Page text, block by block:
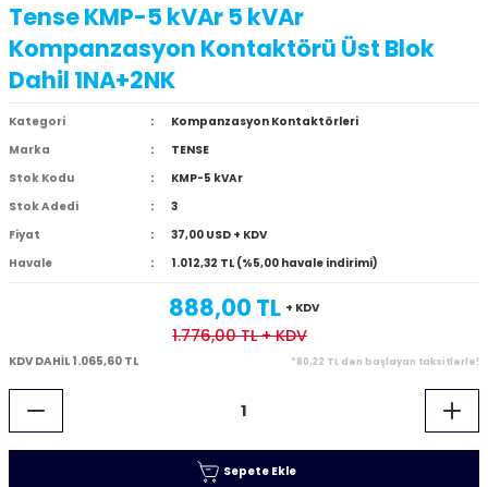
Tense KMP-5 kVAr 5 kVAr
Kompanzasyon Kontaktörü Üst Blok
Dahil 1NA+2NK
Kategori
Kompanzasyon Kontaktörleri
Marka
TENSE
Stok Kodu
KMP-5 kVAr
Stok Adedi
3
Fiyat
37,00 USD + KDV
Havale
1.012,32 TL (%5,00 havale indirimi)
888,00 TL + KDV
1.776,00 TL+ KDV
KDV DAHİL 1.065,60 TL *80,22 TL den başlayan taksitlerle!
Sepete Ekle